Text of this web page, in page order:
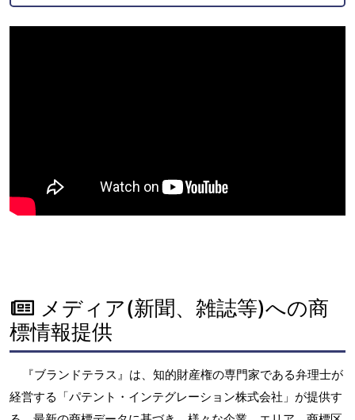
メディア(新聞、雑誌等)への商
標情報提供
『ブランドテラス』は、知的財産権の専門家である弁理士が
経営する「パテント・インテグレーション株式会社」が提供す